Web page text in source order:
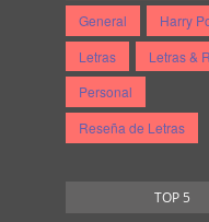
General
Harry
Letras
Letras &
Personal
Reseña de Letras
TOP 5